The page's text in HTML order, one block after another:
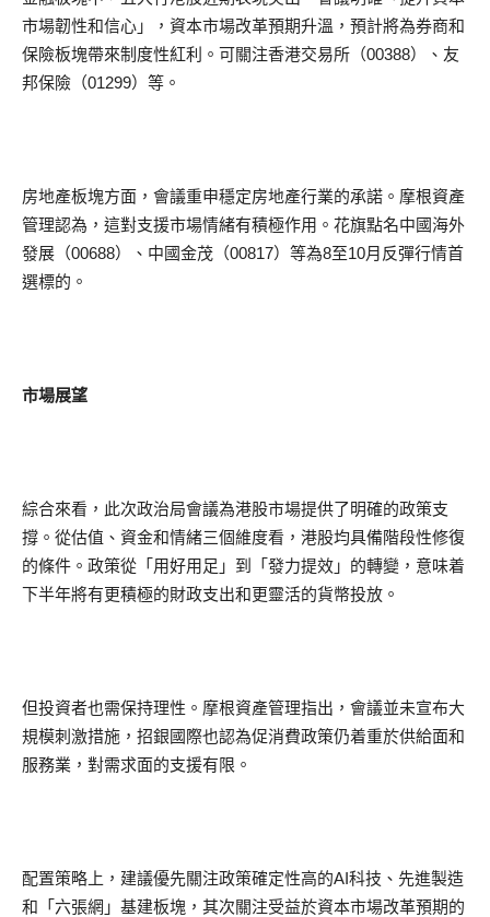
市場韌性和信心」，資本市場改革預期升溫，預計將為券商和
保險板塊帶來制度性紅利。可關注香港交易所（00388）、友
邦保險（01299）等。
房地產板塊方面，會議重申穩定房地產行業的承諾。摩根資產
管理認為，這對支援市場情緒有積極作用。花旗點名中國海外
發展（00688）、中國金茂（00817）等為8至10月反彈行情首
選標的。
市場展望
綜合來看，此次政治局會議為港股市場提供了明確的政策支
撐。從估值、資金和情緒三個維度看，港股均具備階段性修復
的條件。政策從「用好用足」到「發力提效」的轉變，意味着
下半年將有更積極的財政支出和更靈活的貨幣投放。
但投資者也需保持理性。摩根資產管理指出，會議並未宣布大
規模刺激措施，招銀國際也認為促消費政策仍着重於供給面和
服務業，對需求面的支援有限。
配置策略上，建議優先關注政策確定性高的AI科技、先進製造
和「六張網」基建板塊，其次關注受益於資本市場改革預期的